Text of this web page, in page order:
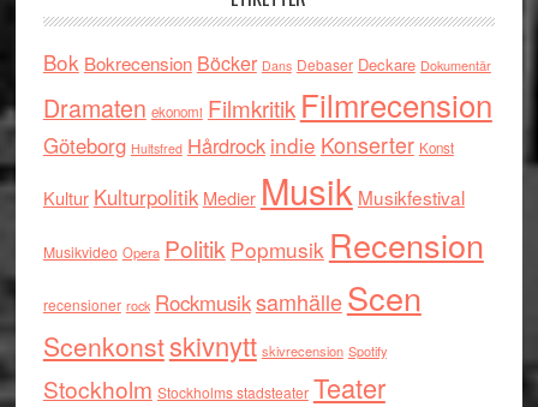
Bok Bokrecension Böcker Dans Debaser Deckare Dokumentär
Dramaten ekonomi Filmkritik Filmrecension
Göteborg Hultsfred Hårdrock indie Konserter Konst
Kultur Kulturpolitik Medier Musik Musikfestival
Musikvideo Opera Politik Popmusik Recension
recensioner rock RockmusiksamhälleScen
Scenkonstskivnytt skivrecension Spotify
Stockholm Stockholms stadsteater Teater